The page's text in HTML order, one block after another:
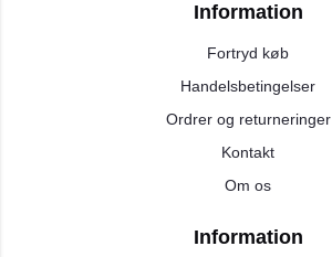
Information
Fortryd køb
Handelsbetingelser
Ordrer og returneringer
Kontakt
Om os
Information